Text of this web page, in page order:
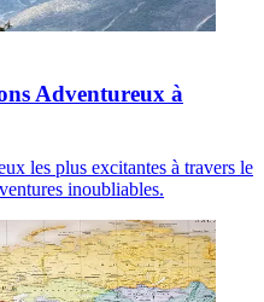
Adventureux à
les plus excitantes à travers le
inoubliables.